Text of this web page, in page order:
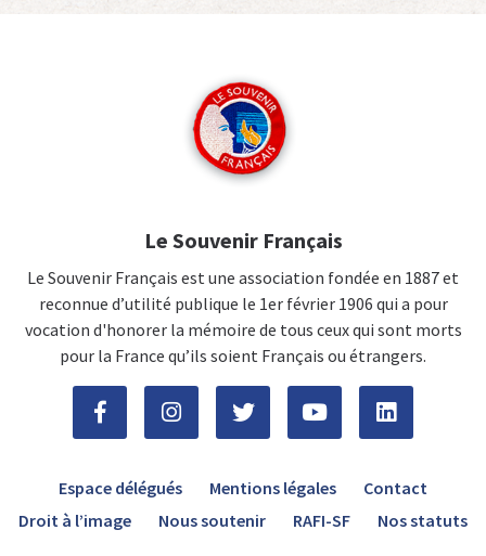
Le Souvenir Français
Le Souvenir Français est une association fondée en 1887 et
reconnue d’utilité publique le 1er février 1906 qui a pour
vocation d'honorer la mémoire de tous ceux qui sont morts
pour la France qu’ils soient Français ou étrangers.
Espace délégués Mentions légales
Contact
Droit à l’image
Nous soutenir RAFI-SF Nos statuts